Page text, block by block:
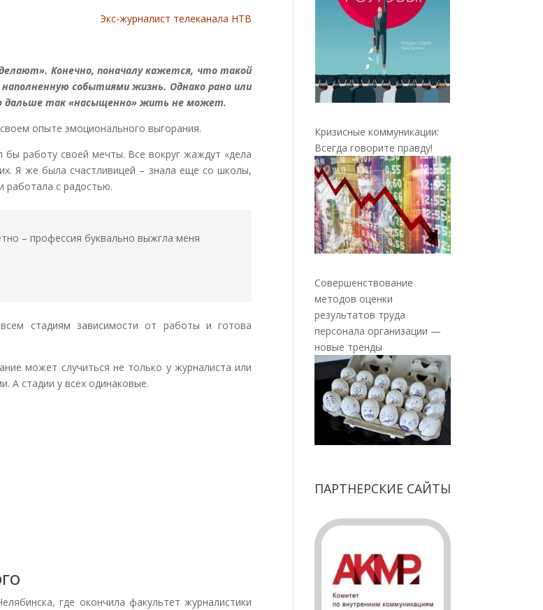
Экс-журналист телеканала НТВ
Конечно, поначалу кажется, что такой
событиями жизнь. Однако рано или
дальше так «насыщенно» жить не может.
опыте эмоционального выгорания.
работу своей мечты. Все вокруг жаждут «дела
Я же была счастливицей – знала еще со школы,
работала с радостью.
– профессия буквально выжгла меня
стадиям зависимости от работы и готова
может случиться не только у журналиста или
А стадии у всех одинаковые.
где окончила факультет журналистики
Кризисные коммуникации:
Всегда говорите правду!
Совершенствование
методов оценки
результатов труда
персонала организации —
новые тренды
ПАРТНЕРСКИЕ САЙТЫ